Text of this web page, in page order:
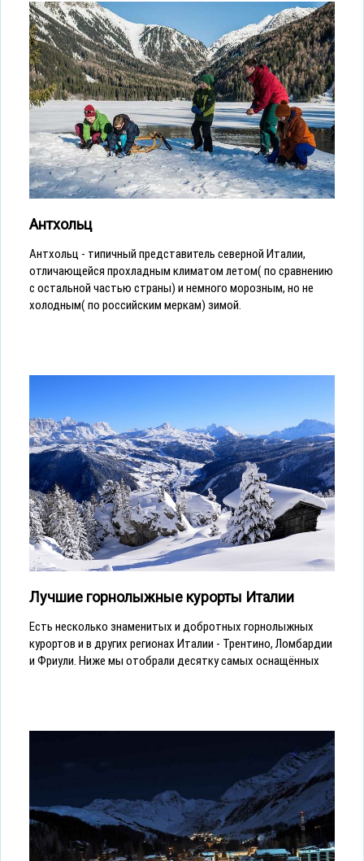
Антхольц
Антхольц - типичный представитель северной Италии,
отличающейся прохладным климатом летом( по сравнению
с остальной частью страны) и немного морозным, но не
холодным( по российским меркам) зимой.
Лучшие горнолыжные курорты Италии
Есть несколько знаменитых и добротных горнолыжных
курортов и в других регионах Италии - Трентино, Ломбардии
и Фриули. Ниже мы отобрали десятку самых оснащённых